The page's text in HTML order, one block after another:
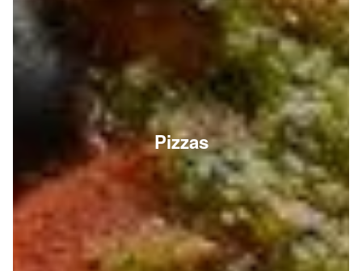
Pizzas